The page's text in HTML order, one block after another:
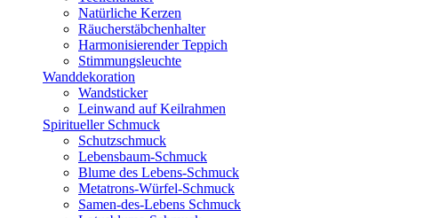
Natürliche Kerzen
Räucherstäbchenhalter
Harmonisierender Teppich
Stimmungsleuchte
Wanddekoration
Wandsticker
Leinwand auf Keilrahmen
Spiritueller Schmuck
Schutzschmuck
Lebensbaum-Schmuck
Blume des Lebens-Schmuck
Metatrons-Würfel-Schmuck
Samen-des-Lebens Schmuck